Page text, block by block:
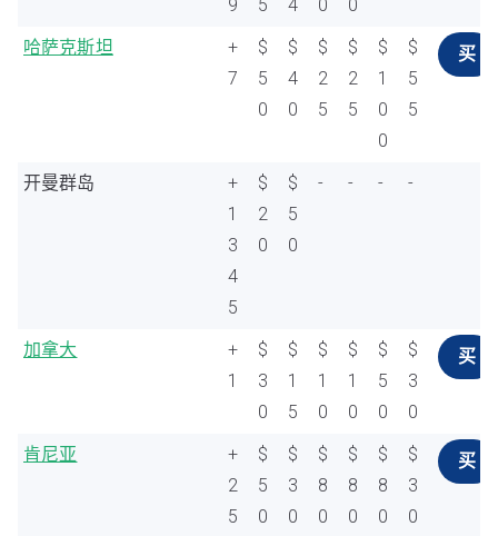
9 5 4 0
0
哈萨克斯坦
+
7
$
5
0
$
4
0
$
2
5
$
2
5
$
1
0
0
$
5
5
买
开曼群岛
+
1
3
4
5
$
2
0
$
5
0
- - - -
加拿大
+
1
$
3
0
$
1
5
$
1
0
$
1
0
$
5
0
$
3
0
买
肯尼亚
+
2
5
$
5
0
$
3
0
$
8
0
$
8
0
$
8
0
$
3
0
买